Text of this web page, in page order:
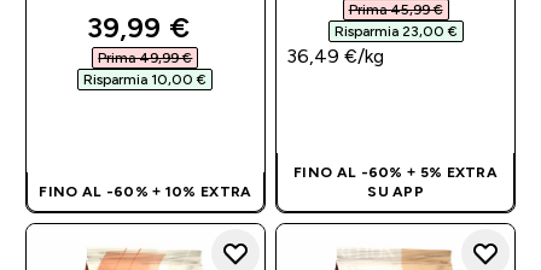
discounted price
39,99 €‎
Prima 49,99 €‎
Risparmia 10,00 €‎
FINO AL -60% + 10% EXTRA
Prima 45,99 €‎
Risparmia 23,00 €‎
36,49 €‎/kg
FINO AL -60% + 5% EXTRA
SU APP